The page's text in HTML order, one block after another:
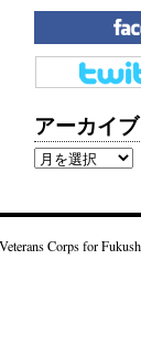
アーカイブ
ア
ブCorps for